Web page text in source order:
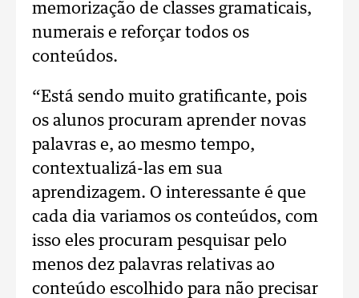
memorização de classes gramaticais,
numerais e reforçar todos os
conteúdos.
“Está sendo muito gratificante, pois
os alunos procuram aprender novas
palavras e, ao mesmo tempo,
contextualizá-las em sua
aprendizagem. O interessante é que
cada dia variamos os conteúdos, com
isso eles procuram pesquisar pelo
menos dez palavras relativas ao
conteúdo escolhido para não precisar